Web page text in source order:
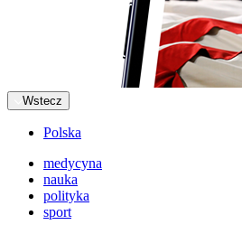
Wstecz
Polska
medycyna
nauka
polityka
sport